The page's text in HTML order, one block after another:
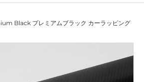
Black プレミアムブラック カーラッピング